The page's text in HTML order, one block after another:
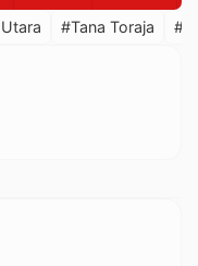
#Tana Toraja